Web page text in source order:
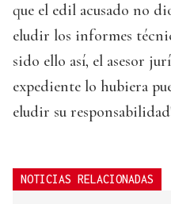
que el edil acusado no
eludir los informes
sido ello así, el asesor
expediente lo hubiera
eludir su
NOTICIAS RELACIONADAS